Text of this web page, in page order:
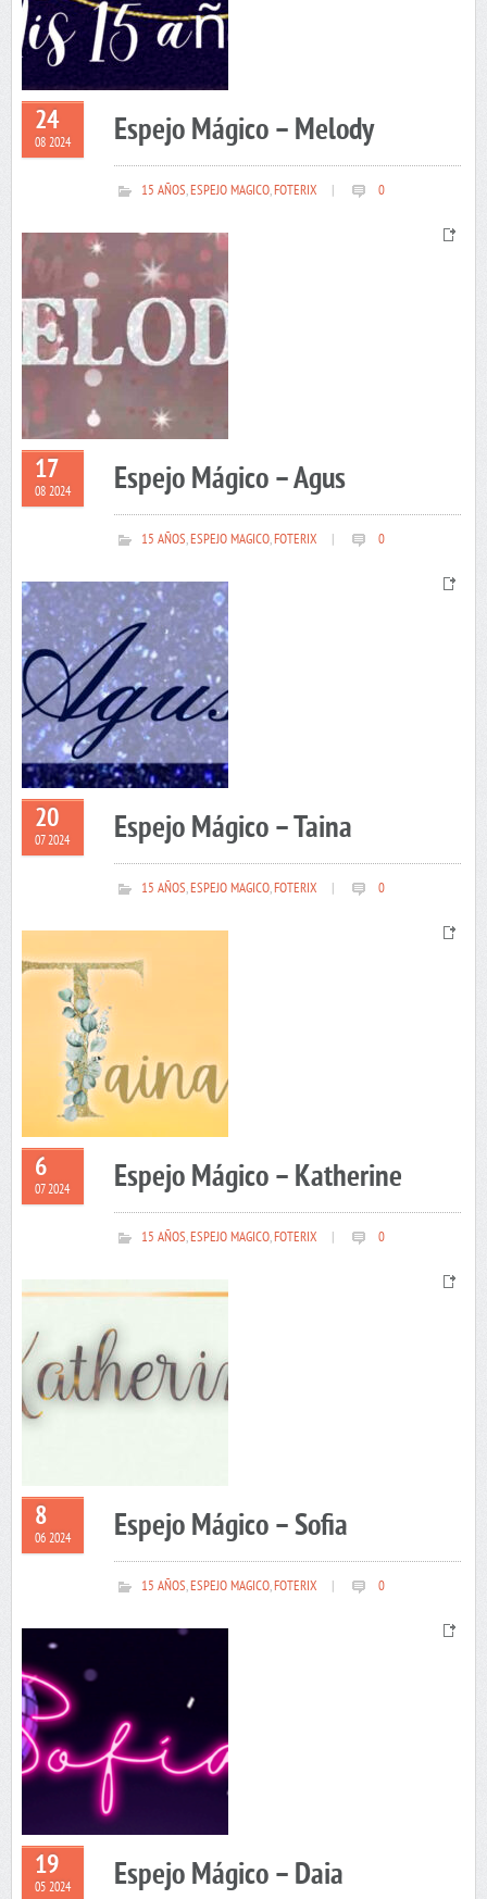
24
08 2024 Espejo Mágico – Melody
15 AÑOS,ESPEJO MAGICO,FOTERIX 0
17
08 2024 Espejo Mágico – Agus
15 AÑOS,ESPEJO MAGICO,FOTERIX 0
20
07 2024 Espejo Mágico – Taina
15 AÑOS,ESPEJO MAGICO,FOTERIX 0
6
07 2024 Espejo Mágico – Katherine
15 AÑOS,ESPEJO MAGICO,FOTERIX 0
8
06 2024 Espejo Mágico – Sofia
15 AÑOS,ESPEJO MAGICO,FOTERIX 0
19
05 2024 Espejo Mágico – Daia